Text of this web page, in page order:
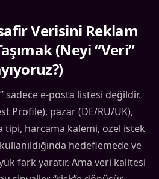
Verisini Reklam
(Neyi “Veri”
sadece e-posta listesi değildir.
Profile), pazar (DE/RU/UK),
tipi, harcama kalemi, özel istek
hedeflemede ve
fark yaratır. Ama veri kalitesi